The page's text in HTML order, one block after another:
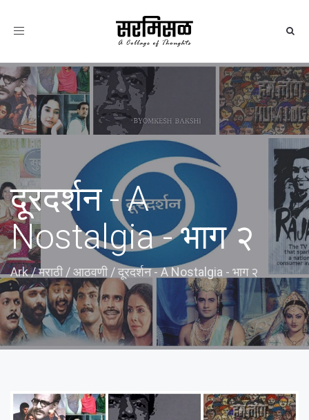
Toggle
दूरदर्शन - A
Nostalgia - भाग २
Ark/मराठी /आठवणी /दूरदर्शन - A Nostalgia - भाग २